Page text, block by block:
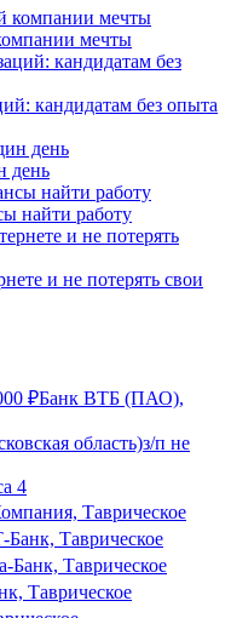
мечты
кандидатам без опыта
день
найти работу
и не потерять свои
₽Банк ВТБ (ПАО),
область)з/п не
4
Таврическое
Банк, Таврическое
Банк, Таврическое
Таврическое